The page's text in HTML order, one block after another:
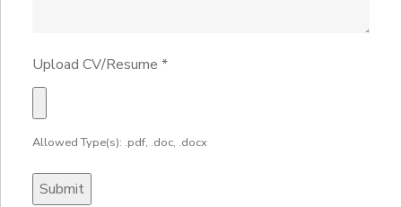
Upload CV/Resume *
Allowed Type(s): .pdf, .doc, .docx